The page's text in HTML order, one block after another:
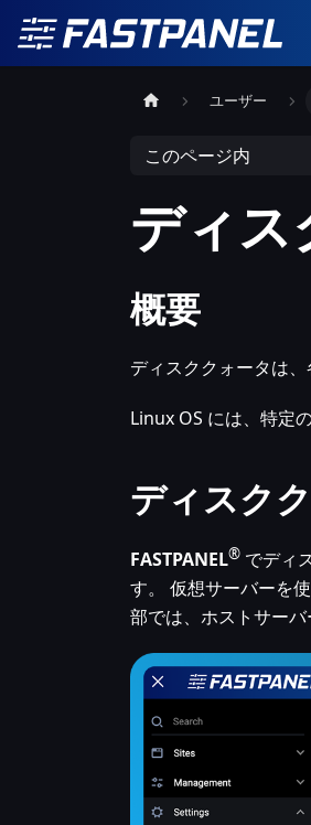
ユーザー
このページ内
ディス
概要
ディスククォータは
Linux OS には、特定
ディスク
FASTPANEL® でディ
す。 仮想サーバーを
部では、ホストサーバ